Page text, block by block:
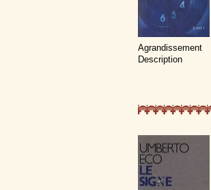
Agrandissement
Description